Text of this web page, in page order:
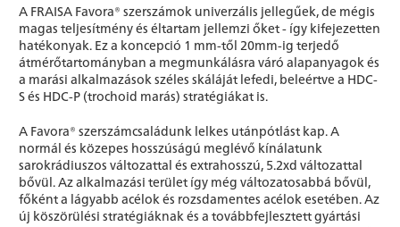
A FRAISA Favora® szerszámok univerzális jellegűek, de mégis
magas teljesítmény és éltartam jellemzi őket - így kifejezetten
hatékonyak. Ez a koncepció 1 mm-től 20mm-ig terjedő
átmérőtartományban a megmunkálásra váró alapanyagok és
a marási alkalmazások széles skáláját lefedi, beleértve a HDC-
S és HDC-P (trochoid marás) stratégiákat is.
A Favora® szerszámcsaládunk lelkes utánpótlást kap. A
normál és közepes hosszúságú meglévő kínálatunk
sarokrádiuszos változattal és extrahosszú, 5.2xd változattal
bővül. Az alkalmazási terület így még változatosabbá bővül,
főként a lágyabb acélok és rozsdamentes acélok esetében. Az
új köszörülési stratégiáknak és a továbbfejlesztett gyártási